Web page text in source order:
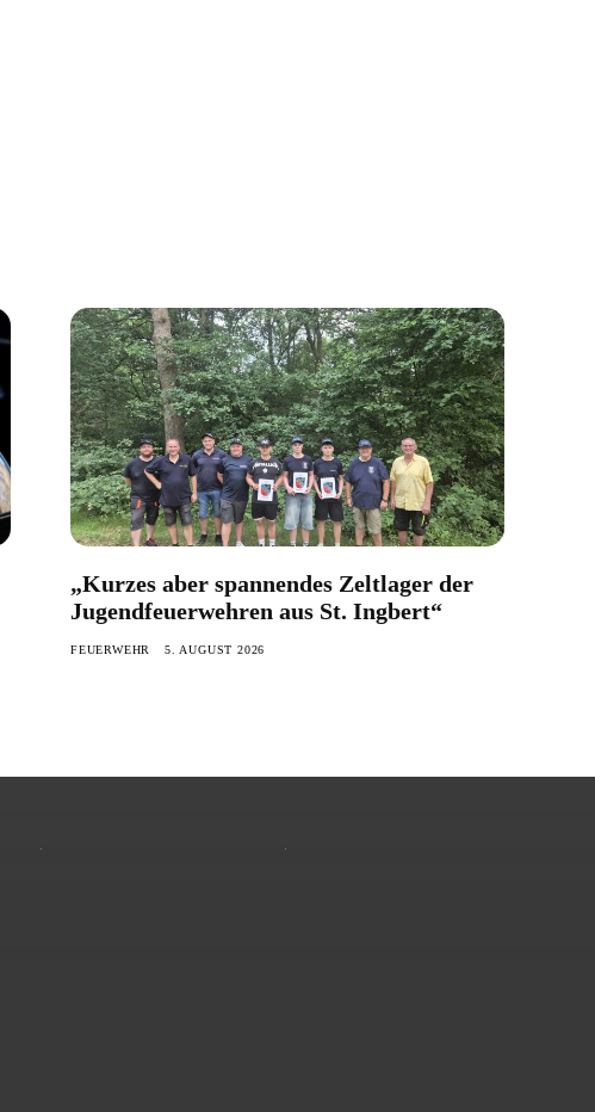
„Kurzes aber spannendes Zeltlager der
Jugendfeuerwehren aus St. Ingbert“
FEUERWEHR 5. AUGUST 2026